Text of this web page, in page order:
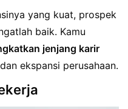
yang kuat, prospek
baik. Kamu
jenjang karir
ekspansi perusahaan.